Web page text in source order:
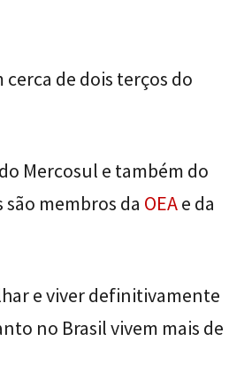
de dois terços do
Mercosul e também do
membros da OEAe da
e viver definitivamente
no Brasil vivem mais de